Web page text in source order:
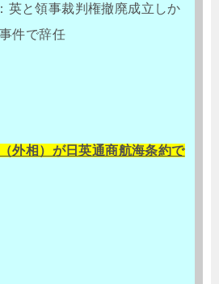
英と領事裁判権撤廃成立しか
件で辞任
外相）が日英通商航海条約で